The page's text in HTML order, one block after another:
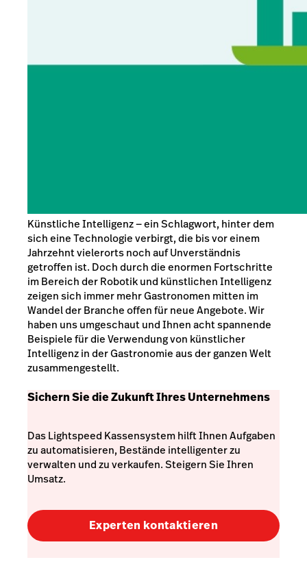
Künstliche Intelligenz — ein Schlagwort, hinter dem
sich eine Technologie verbirgt, die bis vor einem
Jahrzehnt vielerorts noch auf Unverständnis
getroffen ist. Doch durch die enormen Fortschritte
im Bereich der Robotik und künstlichen Intelligenz
zeigen sich immer mehr Gastronomen mitten im
Wandel der Branche offen für neue Angebote. Wir
haben uns umgeschaut und Ihnen acht spannende
Beispiele für die Verwendung von künstlicher
Intelligenz in der Gastronomie aus der ganzen Welt
zusammengestellt.
Sichern Sie die Zukunft Ihres Unternehmens
Das Lightspeed Kassensystem hilft Ihnen Aufgaben
zu automatisieren, Bestände intelligenter zu
verwalten und zu verkaufen. Steigern Sie Ihren
Umsatz.
Experten kontaktieren